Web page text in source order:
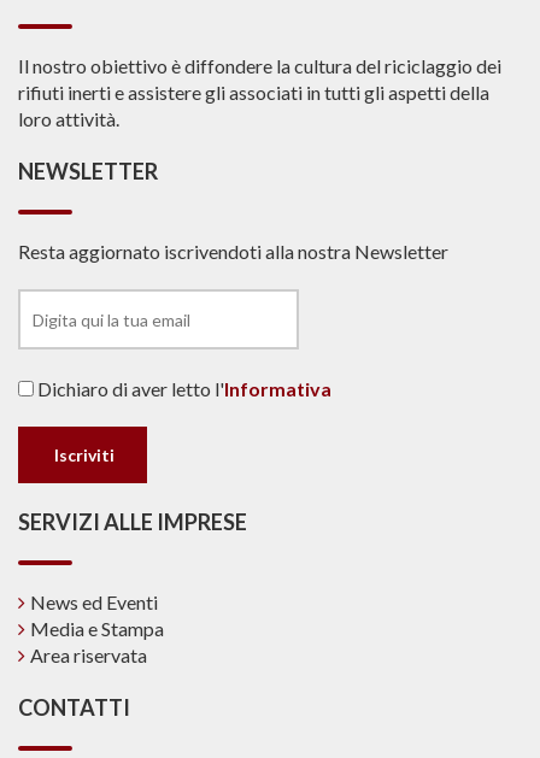
Il nostro obiettivo è diffondere la cultura del riciclaggio dei
rifiuti inerti e assistere gli associati in tutti gli aspetti della
loro attività.
NEWSLETTER
Resta aggiornato iscrivendoti alla nostra Newsletter
Dichiaro di aver letto l'Informativa
SERVIZI ALLE IMPRESE
News ed Eventi
Media e Stampa
Area riservata
CONTATTI